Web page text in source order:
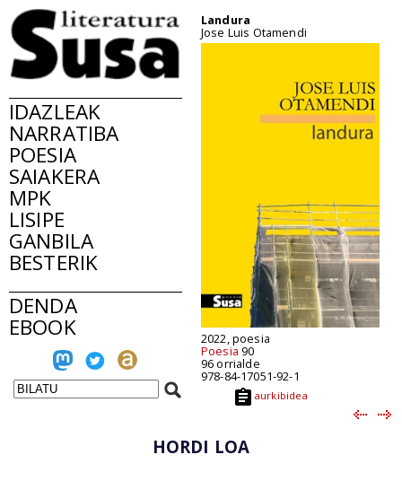
IDAZLEAK
NARRATIBA
POESIA
SAIAKERA
MPK
LISIPE
GANBILA
BESTERIK
DENDA
EBOOK
Landura
Jose Luis Otamendi
2022, poesia
Poesia 90
96 orrialde
978-84-17051-92-1
aurkibidea
HORDI LOA